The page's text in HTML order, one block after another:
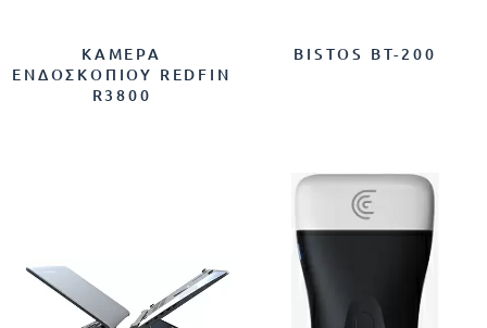
ΚΆΜΕΡΑ
ΕΝΔΟΣΚΟΠΊΟΥ REDFIN
R3800
BISTOS BT-200